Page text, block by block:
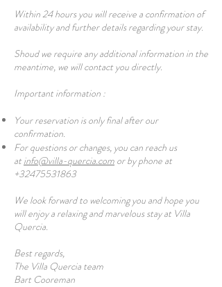
Within 24 hours you will receive a confirmation of
availability and further details regarding your stay.
Shoud we require any additional information in the
meantime, we will contact you directly.
Important information :
Your reservation is only final after our
confirmation.
For questions or changes, you can reach us
at info@villa-quercia.com or by phone at
+32475531863
We look forward to welcoming you and hope you
will enjoy a relaxing and marvelous stay at Villa
Quercia.
Best regards,
The Villa Quercia team
Bart Cooreman